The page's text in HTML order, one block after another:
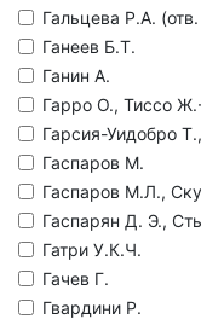
Гальцева Р.А.
Ганеев Б.Т.
Ганин А.
Гарро О., Тиссо
Гарсия-Уидобро
Гаспаров М.
Гаспаров М.Л.,
Гаспарян Д. Э.,
Гатри У.К.Ч.
Гачев Г.
Гвардини Р.